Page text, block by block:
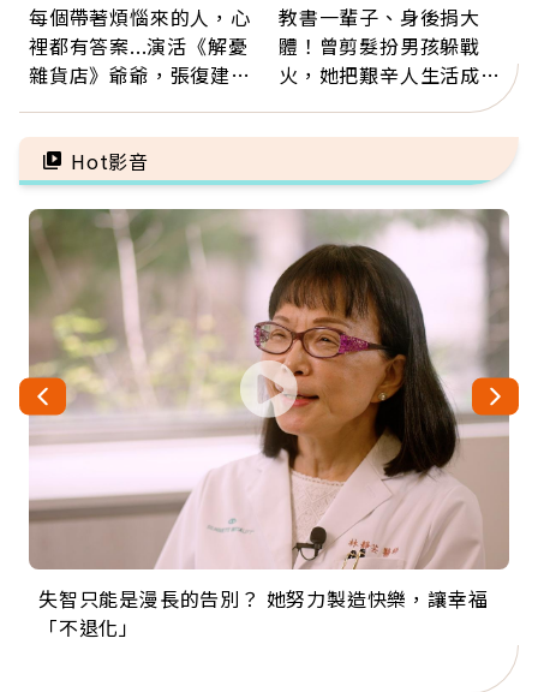
每個帶著煩惱來的人，心
裡都有答案...演活《解憂
雜貨店》爺爺，張復建：
善待自己
教書一輩子、身後捐大
體！曾剪髮扮男孩躲戰
火，她把艱辛人生活成風
景：生命價值在於成為祝
福
Hot影音
失智只能是漫長的告別？ 她努力製造快樂，讓幸福
「不退化」
來自剛果的巧克力神父 為台灣奉獻36年 「台灣是我
的家，我連作夢都講台語！」
63歲卸矽谷副總、搬回台灣找快樂！「蛋黃哥小
丑」走進安養院，逗樂上萬爺奶：退休後才開始真
104歲打破金氏世界紀錄 成為全球最年長羽球選
手，分享長壽的秘密原來是「這個」
事業巔峰他選擇追夢…黑手阿伯拉小提琴還登上小
巨蛋！連CNN都大讚！